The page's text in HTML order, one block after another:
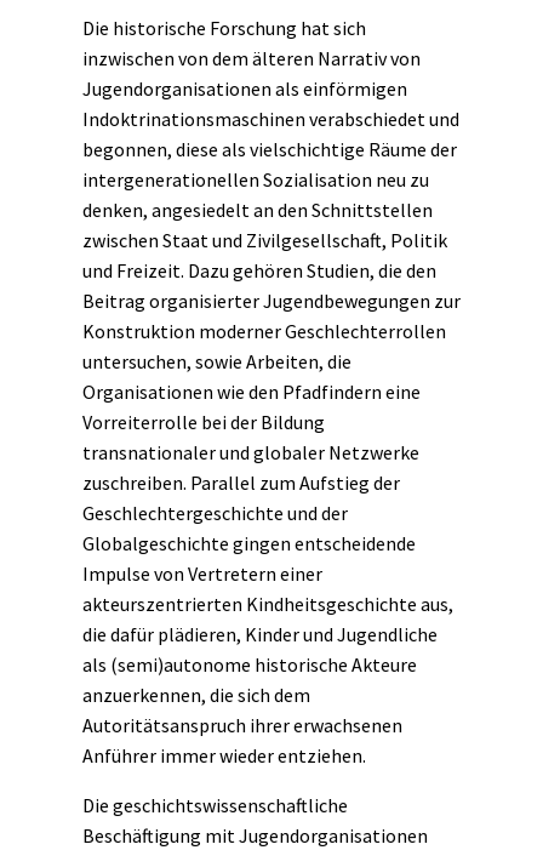
Die historische Forschung hat sich
inzwischen von dem älteren Narrativvon
Jugendorganisationen als einförmigen
Indoktrinationsmaschinen verabschiedet und
begonnen, diese als vielschichtige Räume der
intergenerationellen Sozialisation neu zu
denken, angesiedelt an den Schnittstellen
zwischen Staat und Zivilgesellschaft, Politik
und Freizeit. Dazu gehören Studien, die den
Beitrag organisierter Jugendbewegungen zur
Konstruktion moderner Geschlechterrollen
untersuchen, sowie Arbeiten, die
Organisationen wie den Pfadfindern eine
Vorreiterrolle bei der Bildung
transnationaler und globaler Netzwerke
zuschreiben. Parallel zum Aufstieg der
Geschlechtergeschichte und der
Globalgeschichte gingen entscheidende
Impulse von Vertretern einer
akteurszentrierten Kindheitsgeschichte aus,
die dafür plädieren, Kinder und Jugendliche
als (semi)autonome historische Akteure
anzuerkennen, die sich dem
Autoritätsanspruch ihrer erwachsenen
Anführer immer wieder entziehen.
Die geschichtswissenschaftliche
Beschäftigung mit Jugendorganisationen